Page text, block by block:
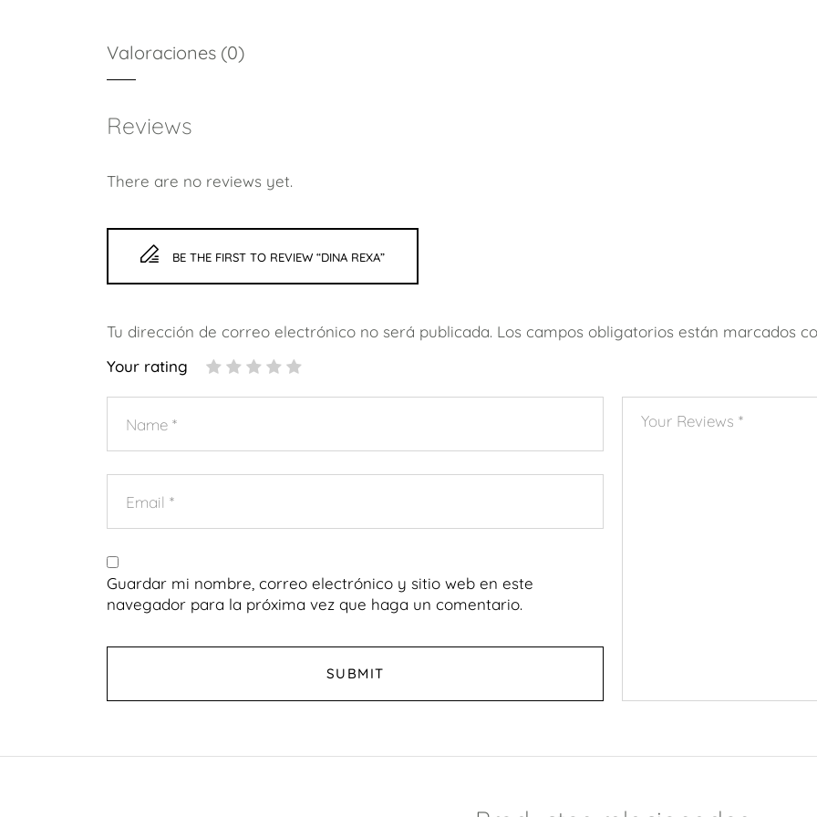
Valoraciones (0)
Reviews
There are no reviews yet.
BE THE FIRST TO REVIEW “DINA REXA”
Tu dirección de correo electrónico no será publicada. Los campos obligatorios están marcados
Your rating
Guardar mi nombre, correo electrónico y sitio web en este
navegador para la próxima vez que haga un comentario.